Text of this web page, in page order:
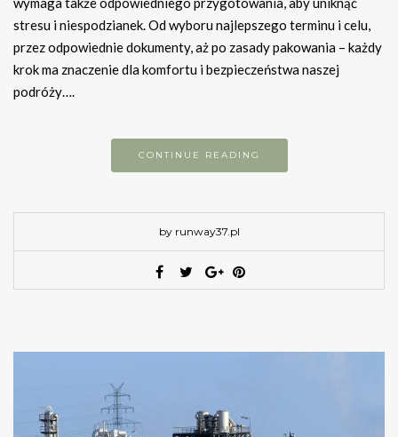
stresu i niespodzianek. Od wyboru najlepszego terminu i celu,
przez odpowiednie dokumenty, aż po zasady pakowania – każdy
krok ma znaczenie dla komfortu i bezpieczeństwa naszej
podróży….
CONTINUE READING
by runway37.pl